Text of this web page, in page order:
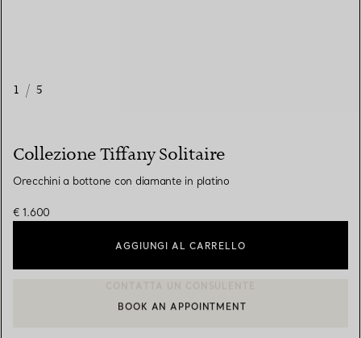
1 / 5
Collezione Tiffany Solitaire
Orecchini a bottone con diamante in platino
€ 1.600
AGGIUNGI AL CARRELLO
CONTATTA UN CONSULENTE CLIENTI O PRENOTA UN
BOOK AN APPOINTMENT